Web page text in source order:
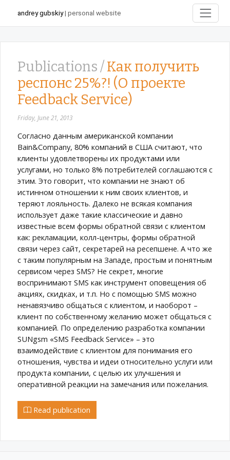
andrey gubskiy| personal website
Publications /Как получить
респонс 25%?! (О проекте
Feedback Service)
Friday, June 21, 2013
Согласно данным американской компании
Bain&Company, 80% компаний в США считают, что
клиенты удовлетворены их продуктами или
услугами, но только 8% потребителей соглашаются с
этим. Это говорит, что компании не знают об
истинном отношении к ним своих клиентов, и
теряют лояльность. Далеко не всякая компания
использует даже такие классические и давно
известные всем формы обратной связи с клиентом
как: рекламации, колл-центры, формы обратной
связи через сайт, секретарей на ресепшене. А что же
с таким популярным на Западе, простым и понятным
сервисом через SMS? Не секрет, многие
воспринимают SMS как инструмент оповещения об
акциях, скидках, и т.п. Но с помощью SMS можно
ненавязчиво общаться с клиентом, и наоборот –
клиент по собственному желанию может общаться с
компанией. По определению разработка компании
SUNgsm «SMS Feedback Service» – это
взаимодействие с клиентом для понимания его
отношения, чувства и идеи относительно услуги или
продукта компании, с целью их улучшения и
оперативной реакции на замечания или пожелания.
Read publication